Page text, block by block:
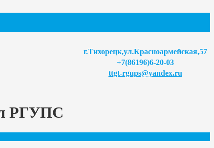
г.Тихорецк,ул.Красноармейская,57
+7(86196)6-20-03
ttgt-rgups@yandex.ru
РГУПС